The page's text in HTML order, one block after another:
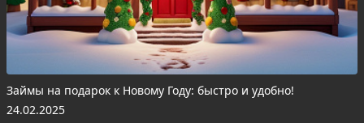
Займы на подарок к Новому Году: быстро и удобно!
24.02.2025